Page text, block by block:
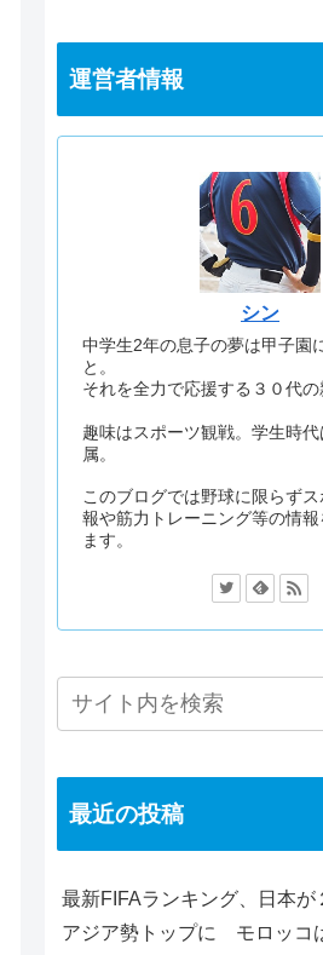
運営者情報
シン
中学生2年の息子の夢は甲子園
と。
それを全力で応援する３０代の
趣味はスポーツ観戦。学生時
属。
このブログでは野球に限らず
報や筋力トレーニング等の情報
ます。
最近の投稿
最新FIFAランキング、日本
アジア勢トップに モロッコ